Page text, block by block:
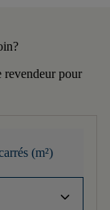
revendeur pour
(m²)
keyboard_arrow_down